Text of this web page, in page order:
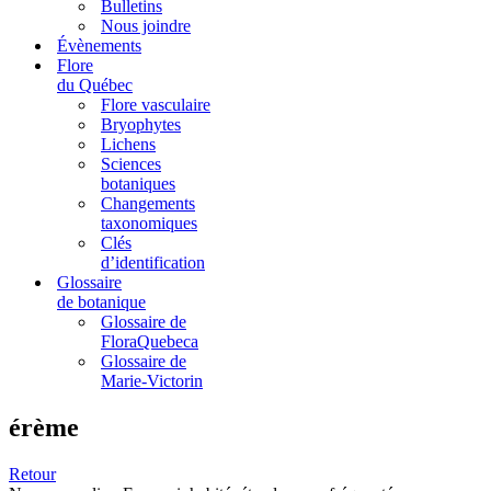
Bulletins
Nous joindre
Évènements
Flore
du Québec
Flore vasculaire
Bryophytes
Lichens
Sciences
botaniques
Changements
taxonomiques
Clés
d’identification
Glossaire
de botanique
Glossaire de
FloraQuebeca
Glossaire de
Marie-Victorin
érème
Retour